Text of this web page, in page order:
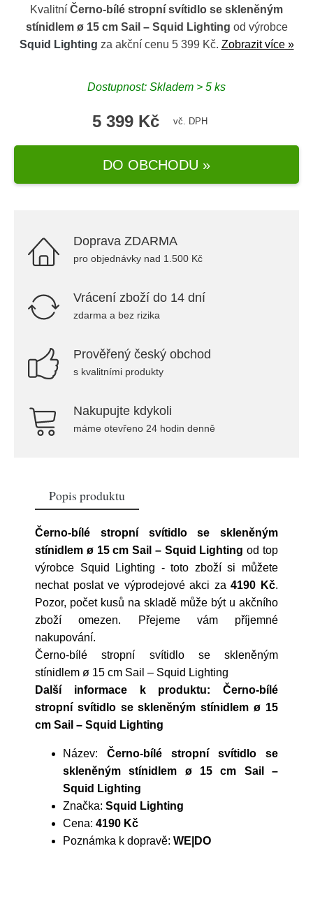
Kvalitní Černo-bílé stropní svítidlo se skleněným
stínidlem ø 15 cm Sail – Squid Lighting od výrobce
Squid Lighting za akční cenu 5 399 Kč. Zobrazit více »
Dostupnost: Skladem > 5 ks
5 399 Kč vč. DPH
DO OBCHODU »
Doprava ZDARMA
pro objednávky nad 1.500 Kč
Vrácení zboží do 14 dní
zdarma a bez rizika
Prověřený český obchod
s kvalitními produkty
Nakupujte kdykoli
máme otevřeno 24 hodin denně
Popis produktu
Černo-bílé stropní svítidlo se skleněným
stínidlem ø 15 cm Sail – Squid Lighting od top
výrobce Squid Lighting - toto zboží si můžete
nechat poslat ve výprodejové akci za4190 Kč.
Pozor, počet kusů na skladě může být u akčního
zboží omezen. Přejeme vám příjemné
nakupování.
Černo-bílé stropní svítidlo se skleněným
stínidlem ø 15 cm Sail – Squid Lighting
Další informace k produktu: Černo-bílé
stropní svítidlo se skleněným stínidlem ø 15
cm Sail – Squid Lighting
Název: Černo-bílé stropní svítidlo se
skleněným stínidlem ø 15 cm Sail –
Squid Lighting
Značka: Squid Lighting
Cena: 4190 Kč
Poznámka k dopravě: WE|DO